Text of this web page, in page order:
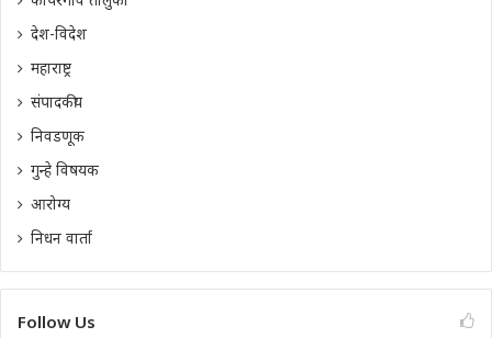
देश-विदेश
महाराष्ट्र
संपादकीय
निवडणूक
गुन्हे विषयक
आरोग्य
निधन वार्ता
Follow Us